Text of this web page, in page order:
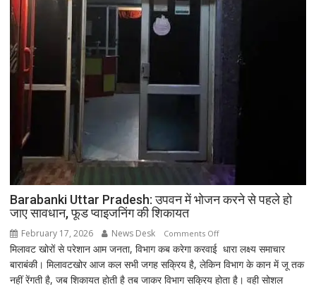
Barabanki Uttar Pradesh: उपवन में भोजन करने से पहले हो
जाए सावधान, फूड प्वाइजनिंग की शिकायत
February 17, 2026 News Desk Comments Offon
Barabanki
Uttar
Pradesh:
मिलावट खोरों से परेशान आम जनता, विभाग कब करेगा करवाई धारा लक्ष्य समाचार
बाराबंकी। मिलावटखोर आज कल सभी जगह सक्रिय है, लेकिन विभाग के कान में जू तक
नहीं रेंगती है, जब शिकायत होती है तब जाकर विभाग सक्रिय होता है। वही सोशल